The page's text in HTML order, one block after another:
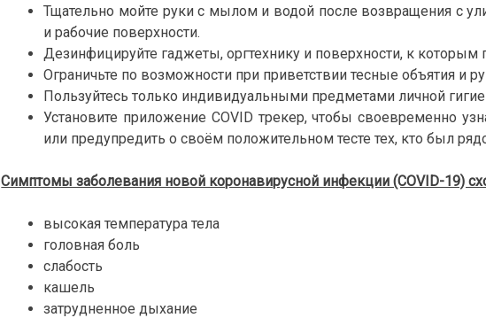
Тщательно мойте руки с мылом и водой после возвращения с
и рабочие поверхности.
Дезинфицируйте гаджеты, оргтехнику и поверхности, к которым
Ограничьте по возможности при приветствии тесные объятия и
Пользуйтесь только индивидуальными предметами личной
Установите приложение COVID трекер, чтобы своевременно
или предупредить о своём положительном тесте тех, кто был
Симптомы заболевания новой коронавирусной инфекции (COVID-19)
высокая температура тела
головная боль
слабость
кашель
затрудненное дыхание